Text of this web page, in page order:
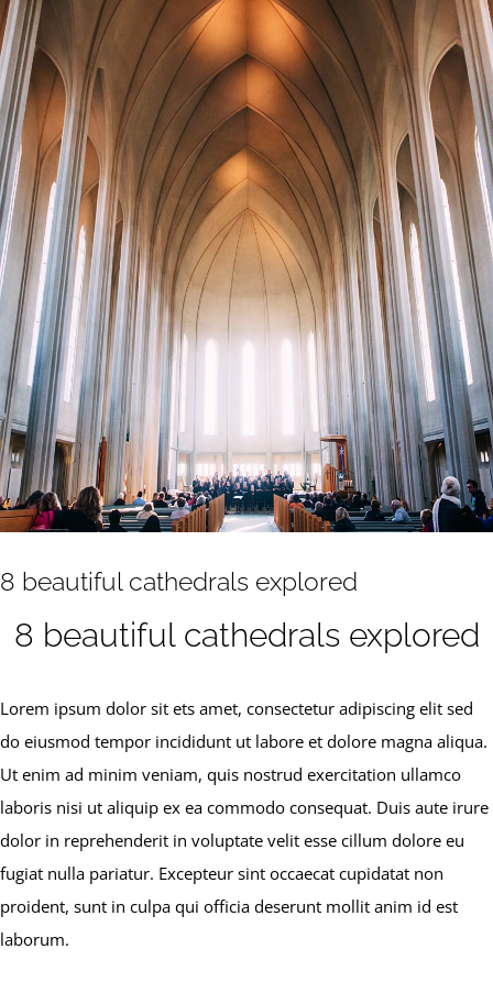
8 beautiful cathedrals explored
8 beautiful cathedrals explored
Lorem ipsum dolor sit ets amet, consectetur adipiscing elit sed
do eiusmod tempor incididunt ut labore et dolore magna aliqua.
Ut enim ad minim veniam, quis nostrud exercitation ullamco
laboris nisi ut aliquip ex ea commodo consequat. Duis aute irure
dolor in reprehenderit in voluptate velit esse cillum dolore eu
fugiat nulla pariatur. Excepteur sint occaecat cupidatat non
proident, sunt in culpa qui officia deserunt mollit anim id est
laborum.